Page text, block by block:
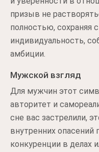
призыв не
полностью, сохраняя
индивидуальность,
амбиции.
Мужской взгляд
Для мужчин этот
авторитет и
сне вас застрелили,
внутренних опасений
конкуренции в делах